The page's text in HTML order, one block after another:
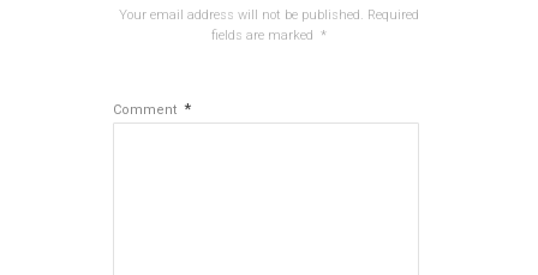
Your email address will not be published. Required
fields are marked *
Comment *